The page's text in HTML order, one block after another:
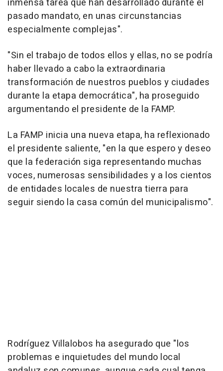
pasado mandato, en unas circunstancias
especialmente complejas".
"Sin el trabajo de todos ellos y ellas, no se podría
haber llevado a cabo la extraordinaria
transformación de nuestros pueblos y ciudades
durante la etapa democrática", ha proseguido
argumentando el presidente de la FAMP.
La FAMP inicia una nueva etapa, ha reflexionado
el presidente saliente, "en la que espero y deseo
que la federación siga representando muchas
voces, numerosas sensibilidades y a los cientos
de entidades locales de nuestra tierra para
seguir siendo la casa común del municipalismo".
Rodríguez Villalobos ha asegurado que "los
problemas e inquietudes del mundo local